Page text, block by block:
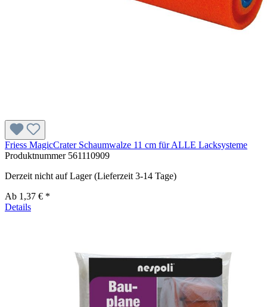
Friess MagicCrater Schaumwalze 11 cm für ALLE Lacksysteme
Produktnummer 561110909
Derzeit nicht auf Lager (Lieferzeit 3-14 Tage)
Ab 1,37 € *
Details